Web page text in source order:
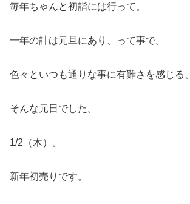
毎年ちゃんと初詣には行って。
一年の計は元旦にあり、って事で。
色々といつも通りな事に有難さを感じる、
そんな元日でした。
1/2（木）。
新年初売りです。